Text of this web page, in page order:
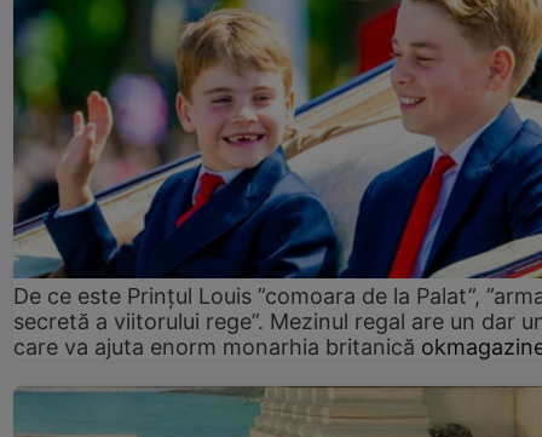
De ce este Prințul Louis ”comoara de la Palat”,
secretă a viitorului rege”. Mezinul regal are un dar
care va ajuta enorm monarhia britanică